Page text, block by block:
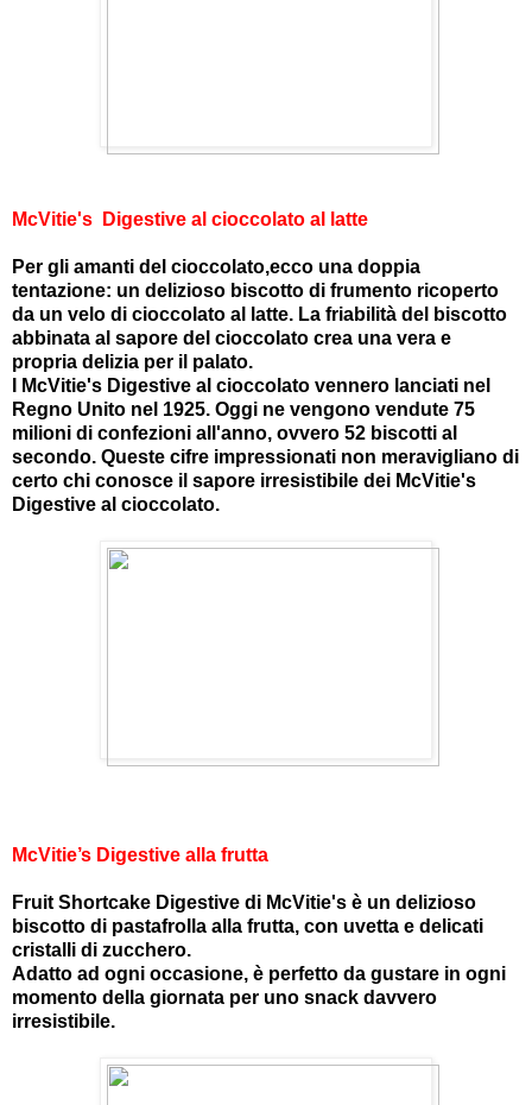
McVitie's Digestive al cioccolato al latte
Per gli amanti del cioccolato,ecco una doppia
tentazione: un delizioso biscotto di frumento ricoperto
da un velo di cioccolato al latte. La friabilità del biscotto
abbinata al sapore del cioccolato crea una vera e
propria delizia per il palato.
I McVitie's Digestive al cioccolato vennero lanciati nel
Regno Unito nel 1925. Oggi ne vengono vendute 75
milioni di confezioni all'anno, ovvero 52 biscotti al
secondo. Queste cifre impressionati non meravigliano di
certo chi conosce il sapore irresistibile dei McVitie's
Digestive al cioccolato.
McVitie’s Digestive alla frutta
Fruit Shortcake Digestive di McVitie's è un delizioso
biscotto di pastafrolla alla frutta, con uvetta e delicati
cristalli di zucchero.
Adatto ad ogni occasione, è perfetto da gustare in ogni
momento della giornata per uno snack davvero
irresistibile.